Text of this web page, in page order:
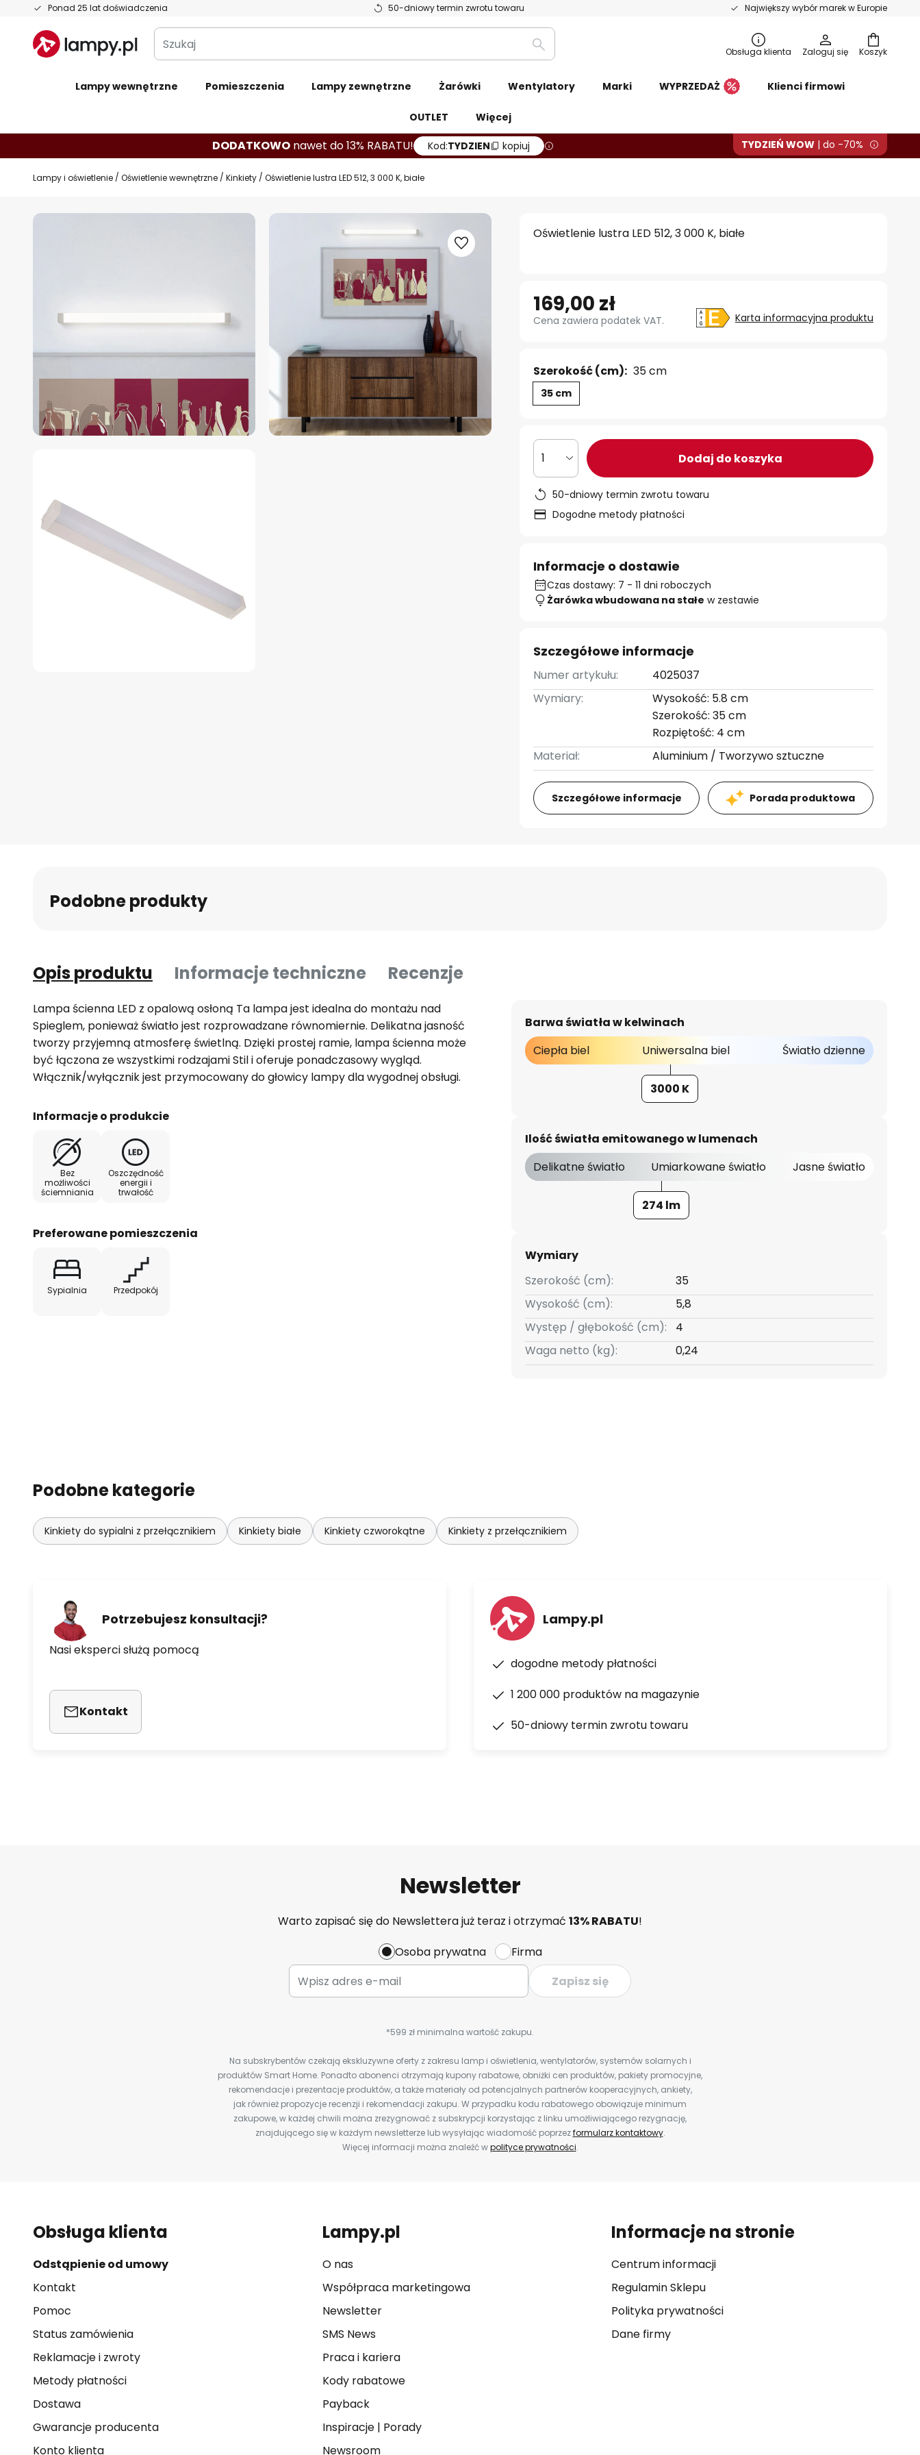
Ponad 25 lat doświadczenia 50-dniowy termin zwrotu towaru Największy wybór marek w Europie
Przejdź
treści
Koszyk
Szukaj
Szukaj
Obsługa klienta Zaloguj się
Lampy wewnętrzne Pomieszczenia Lampy zewnętrzne Żarówki Wentylatory Marki WYPRZEDAŻ Klienci firmowi
OUTLET Więcej
DODATKOWO nawet do 13% RABATU! Kod:TYDZIEN kopiuj TYDZIEŃ WOW | do -70%
Lampy i oświetlenie Oświetlenie wewnętrzne Kinkiety Oświetlenie lustra LED 512, 3 000 K, białe
Przejdź
Oświetlenie lustra LED 512, 3 000 K, białe
169,00 zł
Cena zawiera podatek VAT. Karta informacyjna produktu
Szerokość (cm): 35 cm
35 cm
1 Dodaj do koszyka
50-dniowy termin zwrotu towaru
Dogodne metody płatności
Informacje o dostawie
Czas dostawy: 7 - 11 dni roboczych
Żarówka wbudowana na stałe w zestawie
Szczegółowe informacje
Numer artykułu:
4025037
Wymiary:
Wysokość: 5.8 cm
Szerokość: 35 cm
Rozpiętość: 4 cm
Materiał:
Aluminium / Tworzywo sztuczne
Szczegółowe informacje Porada produktowa
Podobne produkty
Opis produktu Informacje techniczne Recenzje
Lampa ścienna LED z opalową osłoną Ta lampa jest idealna do montażu nad
Spieglem, ponieważ światło jest rozprowadzane równomiernie. Delikatna jasność
tworzy przyjemną atmosferę świetlną. Dzięki prostej ramie, lampa ścienna może
być łączona ze wszystkimi rodzajami Stil i oferuje ponadczasowy wygląd.
Włącznik/wyłącznik jest przymocowany do głowicy lampy dla wygodnej obsługi.
Informacje o produkcie
Bez
możliwości
ściemniania
Oszczędność
energii i
trwałość
Preferowane pomieszczenia
Sypialnia Przedpokój
Barwa światła w kelwinach
Ciepła biel
Uniwersalna biel Światło dzienne
3000 K
Ilość światła emitowanego w lumenach
Delikatne światło
Umiarkowane światło Jasne światło
274 lm
Wymiary
Szerokość (cm):
35
Wysokość (cm):
5,8
Występ / głębokość (cm):
4
Waga netto (kg):
0,24
Podobne kategorie
Kinkiety do sypialni z przełącznikiem Kinkiety białe Kinkiety czworokątne Kinkiety z przełącznikiem
Potrzebujesz konsultacji?
Nasi eksperci służą pomocą
Kontakt
Lampy.pl
dogodne metody płatności
1 200 000 produktów na magazynie
50-dniowy termin zwrotu towaru
Newsletter
Warto zapisać się do Newslettera już teraz i otrzymać 13% RABATU!
Osoba prywatna
Firma
Zapisz się
*599 zł minimalna wartość zakupu.
Na subskrybentów czekają ekskluzywne oferty z zakresu lamp i oświetlenia, wentylatorów, systemów solarnych i
produktów Smart Home. Ponadto abonenci otrzymają kupony rabatowe, obniżki cen produktów, pakiety promocyjne,
rekomendacje i prezentacje produktów, a także materiały od potencjalnych partnerów kooperacyjnych, ankiety,
jak również propozycje recenzji i rekomendacji zakupu. W przypadku kodu rabatowego obowiązuje minimum
zakupowe, w każdej chwili można zrezygnować z subskrypcji korzystając z linku umożliwiającego rezygnację,
znajdującego się w każdym newsletterze lub wysyłając wiadomość poprzezformularz kontaktowy.
Więcej informacji można znaleźć wpolityce prywatności.
Obsługa klienta
Odstąpienie od umowy
Kontakt
Pomoc
Status zamówienia
Reklamacje i zwroty
Metody płatności
Dostawa
Gwarancje producenta
Konto klienta
Lampy.pl
O nas
Współpraca marketingowa
Newsletter
SMS News
Praca i kariera
Kody rabatowe
Payback
Inspiracje| Porady
Newsroom
Informacje na stronie
Centrum informacji
Regulamin Sklepu
Polityka prywatności
Dane firmy